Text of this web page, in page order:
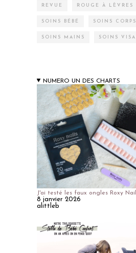
REVUE ROUGE À LÈVRES
SOINS BÉBÉ SOINS CORPS
SOINS MAINS SOINS
NUMERO UN DES CHARTS
J'ai testé les faux ongles Roxy
8 janvier 2026
alittleb